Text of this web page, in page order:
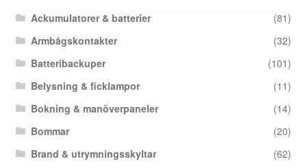
Ackumulatorer & batterier
(81)
Armbågskontakter
(32)
Batteribackuper
(101)
Belysning & ficklampor
(11)
Bokning & manöverpaneler
(14)
Bommar
(20)
Brand & utrymningsskyltar
(62)